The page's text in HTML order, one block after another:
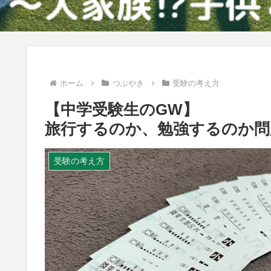
ホーム つぶやき 受験の考え方
【中学受験生のGW】
旅行するのか、勉強するのか
受験の考え方